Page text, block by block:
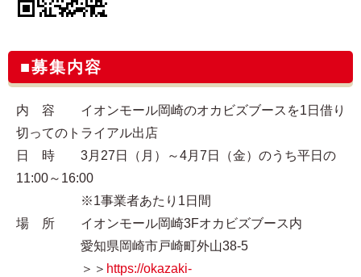
■募集内容
内 容 イオンモール岡崎のオカビズブースを1日借り
切ってのトライアル出店
日 時 3月27日（月）～4月7日（金）のうち平日の
11:00～16:00
※1事業者あたり1日間
場 所 イオンモール岡崎3Fオカビズブース内
愛知県岡崎市戸崎町外山38-5
＞＞ https://okazaki-